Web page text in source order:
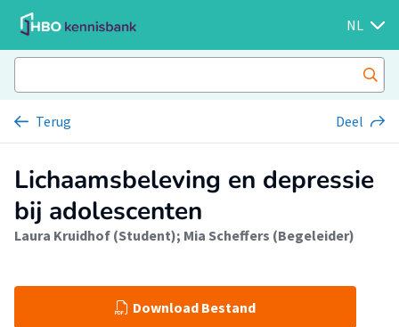
NL
Terug Deel
Lichaamsbeleving en depressie
bij adolescenten
Laura Kruidhof (Student); Mia Scheffers (Begeleider)
Download Bestand